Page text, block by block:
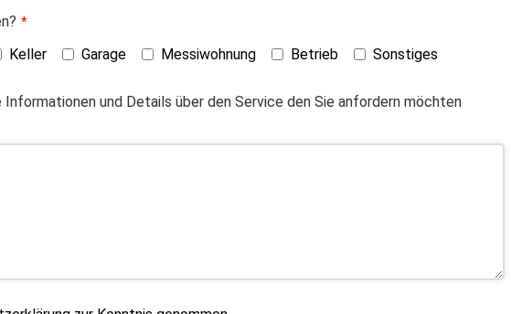
*
Keller Garage Messiwohnung Betrieb Sonstiges
Informationen und Details über den Service den Sie anfordern möchten